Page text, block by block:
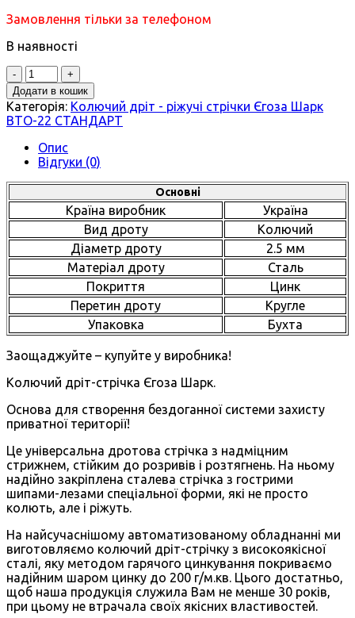
Замовлення тільки за телефоном
В наявності
Quantity
Додати в кошик
Категорія: Колючий дріт - ріжучі стрічки Єгоза Шарк
BTO-22 СТАНДАРТ
Опис
Відгуки (0)
Основні
Країна виробник
Україна
Вид дроту
Колючий
Діаметр дроту
2.5 мм
Матеріал дроту
Сталь
Покриття
Цинк
Перетин дроту
Кругле
Упаковка
Бухта
Заощаджуйте – купуйте у виробника!
Колючий дріт-стрічка Єгоза Шарк.
Основа для створення бездоганної системи захисту
приватної території!
Це універсальна дротова стрічка з надміцним
стрижнем, стійким до розривів і розтягнень. На ньому
надійно закріплена сталева стрічка з гострими
шипами-лезами спеціальної форми, які не просто
колють, але і ріжуть.
На найсучаснішому автоматизованому обладнанні ми
виготовляємо колючий дріт-стрічку з високоякісної
сталі, яку методом гарячого цинкування покриваємо
надійним шаром цинку до 200 г/м.кв. Цього достатньо,
щоб наша продукція служила Вам не менше 30 років,
при цьому не втрачала своїх якісних властивостей.